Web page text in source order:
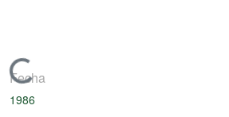
Cargando...
Fecha
1986